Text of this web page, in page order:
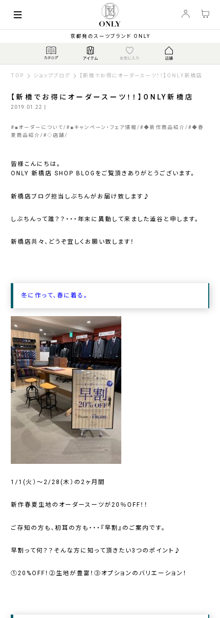
京都発のスーツブランド ONLY
TOP ショップブログ 【新橋でお得にオーダースーツ！！】ONLY新橋店
【新橋でお得にオーダースーツ！！】ONLY新橋店
2019.01.22 |
# ■オーダーについて # ■キャンペーン・フェア情報 #◆新作商品紹介 #◆春
夏商品紹介 #◇店舗
皆様こんにちは。
ONLY 新橋店 SHOP BLOGをご覧頂きありがとうございます。
新橋店ブログ担当しぶちんがお届け致します♪
しぶちんって誰？？・・・年末に異動して来ました澁谷と申します。
新橋店共々、どうぞ宜しくお願い致します！
冬に作って、春に着る。
1/1(火）～2/28(木）の2ヶ月間
新作春夏生地のオーダースーツが20％OFF！！
ご存知の方も、初耳の方も・・・『早割』のご案内です。
早割って何？？そんな方に知って頂きたい3つのポイント♪
①20%OFF！②生地が豊富！③オプションのバリエーション！